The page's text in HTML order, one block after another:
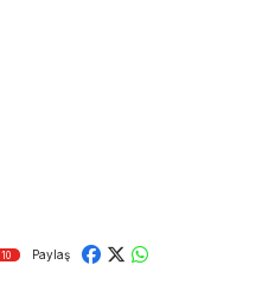
10 Paylaş